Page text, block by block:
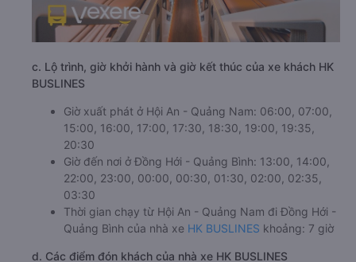
c. Lộ trình, giờ khởi hành và giờ kết thúc của xe khách HK
BUSLINES
Giờ xuất phát ở Hội An - Quảng Nam: 06:00, 07:00,
15:00, 16:00, 17:00, 17:30, 18:30, 19:00, 19:35,
20:30
Giờ đến nơi ở Đồng Hới - Quảng Bình: 13:00, 14:00,
22:00, 23:00, 00:00, 00:30, 01:30, 02:00, 02:35,
03:30
Thời gian chạy từ Hội An - Quảng Nam đi Đồng Hới -
Quảng Bình của nhà xe HK BUSLINES khoảng: 7 giờ
d. Các điểm đón khách của nhà xe HK BUSLINES